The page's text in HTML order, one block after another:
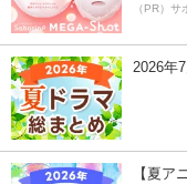
（PR）サ
2026年
【夏ア